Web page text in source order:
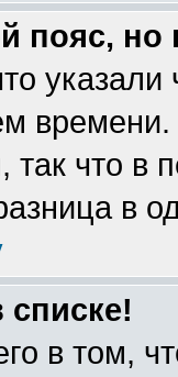
пояс,
указали
что в
в
списке!
в том,